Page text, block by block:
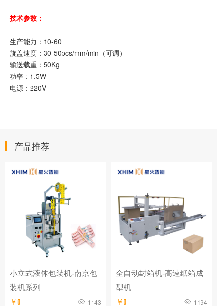
技术参数：
生产能力：10-60
旋盖速度：30-50pcs/mm/min（可调）
输送载重：50Kg
功率：1.5W
电源：220V
产品推荐
小立式液体包装机-南京包
装机系列
￥0 1143
全自动封箱机-高速纸箱成
型机
￥0 1194